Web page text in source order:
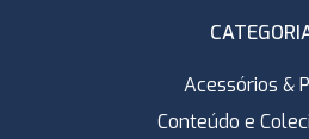
Acessórios &
Conteúdo e